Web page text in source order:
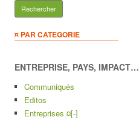
¤ PAR CATEGORIE
ENTREPRISE, PAYS, IMPACT…
Communiqués
Editos
Entreprises ¤[-]